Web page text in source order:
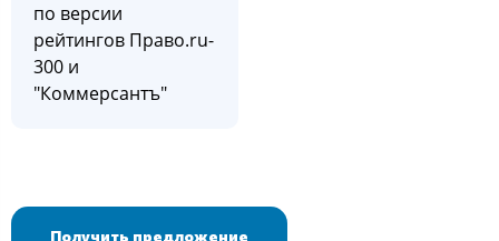
по версии
рейтингов Право.ru-
300 и
"Коммерсантъ"
Получить предложение